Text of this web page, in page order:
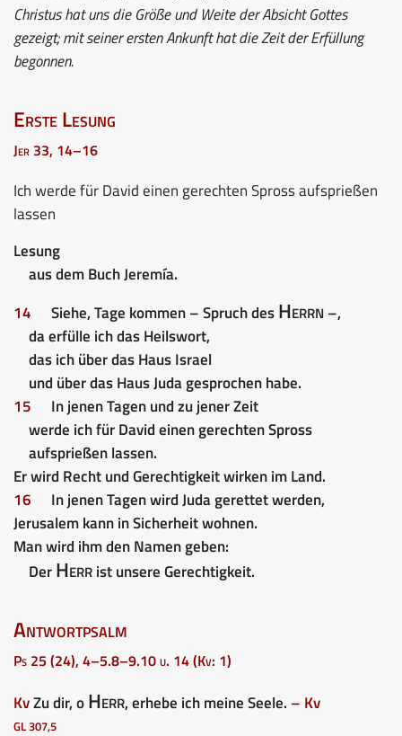
Christus hat uns die Größe und Weite der Absicht Gottes
gezeigt; mit seiner ersten Ankunft hat die Zeit der Erfüllung
begonnen.
Erste Lesung
Jer 33, 14–16
Ich werde für David einen gerechten Spross aufsprießen
lassen
Lesung
aus dem Buch Jeremía.
14
Siehe, Tage kommen – Spruch desHerrn–,
da erfülle ich das Heilswort,
das ich über das Haus Israel
und über das Haus Juda gesprochen habe.
15
In jenen Tagen und zu jener Zeit
werde ich für David einen gerechten Spross
aufsprießen lassen.
Er wird Recht und Gerechtigkeit wirken im Land.
16
In jenen Tagen wird Juda gerettet werden,
Jerusalem kann in Sicherheit wohnen.
Man wird ihm den Namen geben:
DerHerrist unsere Gerechtigkeit.
Antwortpsalm
Ps 25 (24), 4–5.8–9.10 u. 14 (Kv: 1)
KvZu dir, oHerr, erhebe ich meine Seele. – Kv
GL 307,5